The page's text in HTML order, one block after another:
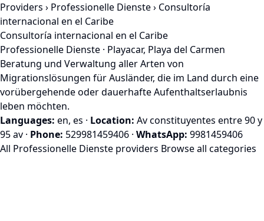
Providers › Professionelle Dienste› Consultoría
internacional en el Caribe
Consultoría internacional en el Caribe
Professionelle Dienste · Playacar, Playa del Carmen
Beratung und Verwaltung aller Arten von
Migrationslösungen für Ausländer, die im Land durch eine
vorübergehende oder dauerhafte Aufenthaltserlaubnis
leben möchten.
Languages: en, es · Location: Av constituyentes entre 90 y
95 av · Phone: 529981459406 · WhatsApp: 9981459406
All Professionelle Dienste providers Browse all categories